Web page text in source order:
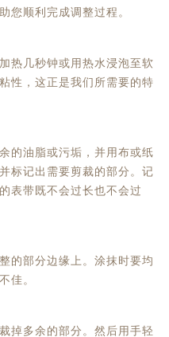
您顺利完成调整过程。
几秒钟或用热水浸泡至软
性，这正是我们所需要的特
油脂或污垢，并用布或纸
标记出需要剪裁的部分。记
表带既不会过长也不会过
部分边缘上。涂抹时要均
佳。
多余的部分。然后用手轻